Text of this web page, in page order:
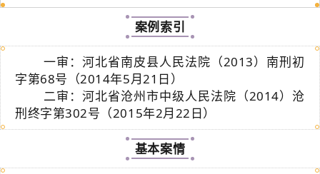
案例索引
一审：河北省南皮县人民法院（2013）南刑初
字第68号（2014年5月21日）
二审：河北省沧州市中级人民法院（2014）沧
刑终字第302号（2015年2月22日）
基本案情